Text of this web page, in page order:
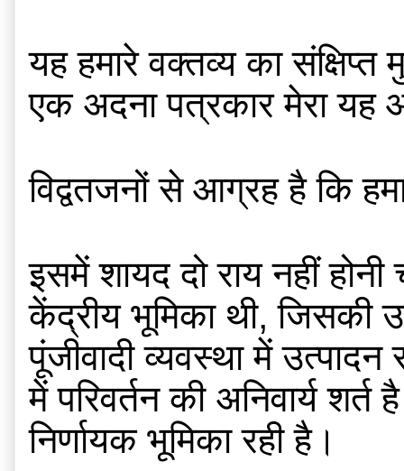
यह हमारे वक्तव्य का
एक अदना पत्रकार मेरा यह
विद्वतजनों से आग्रह है कि
इसमें शायद दो राय नहीं
केंद्रीय भूमिका थी, जिसकी
पूंजीवादी व्यवस्था में
में परिवर्तन की अनिवार्य
निर्णायक भूमिका रही है।